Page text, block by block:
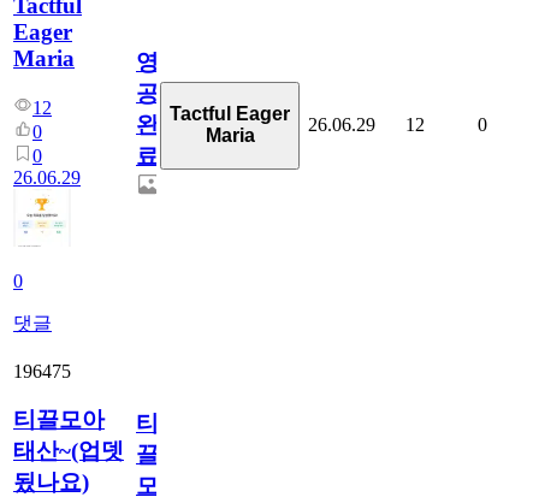
Tactful
Eager
Maria
12
0
0
26.06.29
0
댓글
영
공
완
료
Tactful Eager
Maria
26.06.29 12 0
196475
티끌모아
태산~(업뎃
됬나요)
티
끌
모